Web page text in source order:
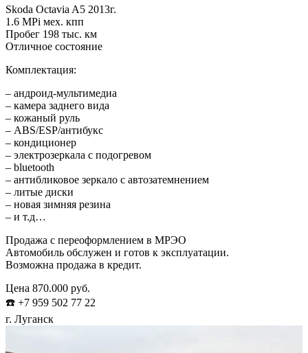
Skoda Octavia A5 2013г.
1.6 MPi мех. кпп
Пробег 198 тыс. км
Отличное состояние
Комплектация:
– андроид-мультимедиа
– камера заднего вида
– кожаный руль
– ABS/ESP/антибукс
– кондиционер
– электрозеркала с подогревом
– bluetooth
– антибликовое зеркало с автозатемнением
– литые диски
– новая зимняя резина
– и т.д…
Продажа с переоформлением в МРЭО
Автомобиль обслужен и готов к эксплуатации.
Возможна продажа в кредит.
Цена 870.000 руб.
☎️ +7 959 502 77 22
г. Луганск